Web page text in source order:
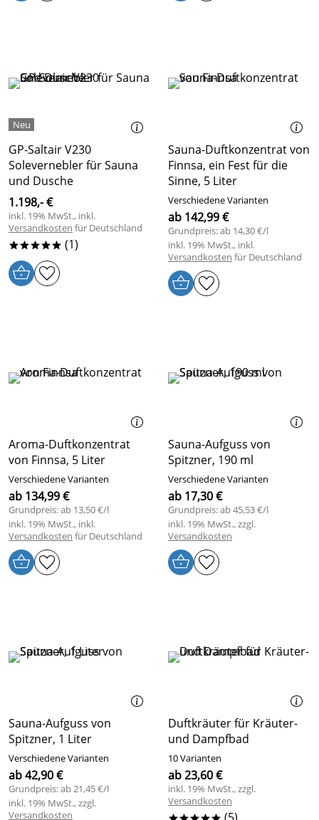
GP-Saltair V230
Solevernebler für Sauna
und Dusche
1.198,- €
inkl. 19% MwSt., inkl.
Versandkosten für Deutschland
***** (1)
Sauna-Duftkonzentrat von
Finnsa, ein Fest für die
Sinne, 5 Liter
Verschiedene Varianten
ab 142,99 €
Grundpreis: ab 14,30 €/l
inkl. 19% MwSt., inkl.
Versandkosten für Deutschland
Aroma-Duftkonzentrat
von Finnsa, 5 Liter
Verschiedene Varianten
ab 134,99 €
Grundpreis: ab 13,50 €/l
inkl. 19% MwSt., inkl.
Versandkosten für Deutschland
Sauna-Aufguss von
Spitzner, 190 ml
Verschiedene Varianten
ab 17,30 €
Grundpreis: ab 45,53 €/l
inkl. 19% MwSt., zzgl.
Versandkosten
Sauna-Aufguss von
Spitzner, 1 Liter
Verschiedene Varianten
ab 42,90 €
Grundpreis: ab 21,45 €/l
inkl. 19% MwSt., zzgl.
Versandkosten
Duftkräuter für Kräuter-
und Dampfbad
10 Varianten
ab 23,60 €
inkl. 19% MwSt., zzgl.
Versandkosten